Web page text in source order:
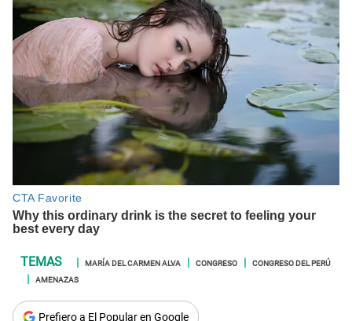
MARÍA DEL CARMEN ALVA CONGRESO
CONGRESO DEL PERÚ
AMENAZAS
Prefiero a El Popular en Google